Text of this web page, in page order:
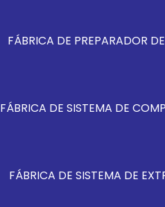
FÁBRICA DE PREPARADOR
FÁBRICA DE SISTEMA DE
FÁBRICA DE SISTEMA DE